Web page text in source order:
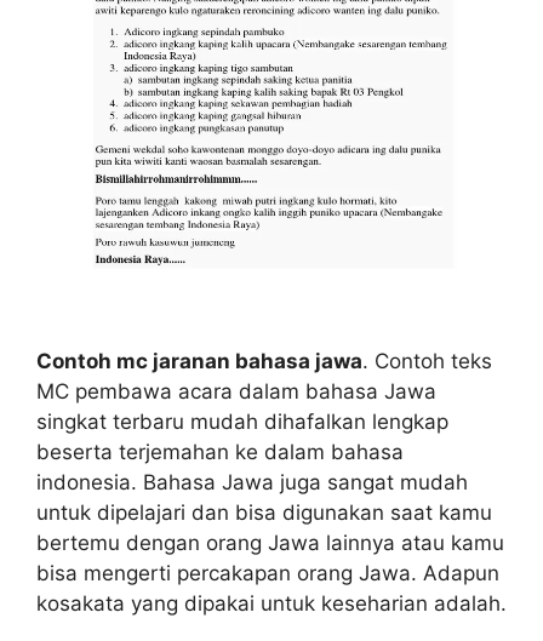
Contoh mc jaranan bahasa jawa. Contoh teks
MC pembawa acara dalam bahasa Jawa
singkat terbaru mudah dihafalkan lengkap
beserta terjemahan ke dalam bahasa
indonesia. Bahasa Jawa juga sangat mudah
untuk dipelajari dan bisa digunakan saat kamu
bertemu dengan orang Jawa lainnya atau kamu
bisa mengerti percakapan orang Jawa. Adapun
kosakata yang dipakai untuk keseharian adalah.